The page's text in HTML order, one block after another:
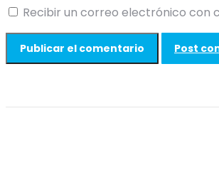
Recibir un correo electrónico con
Post